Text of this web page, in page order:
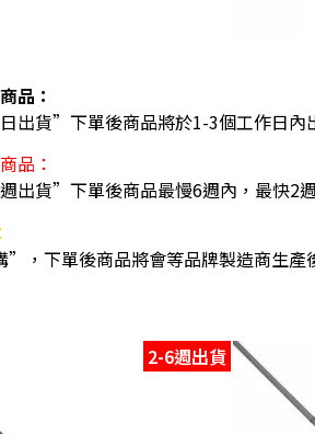
品：
出貨”下單後商品將於1-3個工作日內
品：
出貨”下單後商品最慢6週內，最快2
，下單後商品將會等品牌製造商生產
2-6週出貨